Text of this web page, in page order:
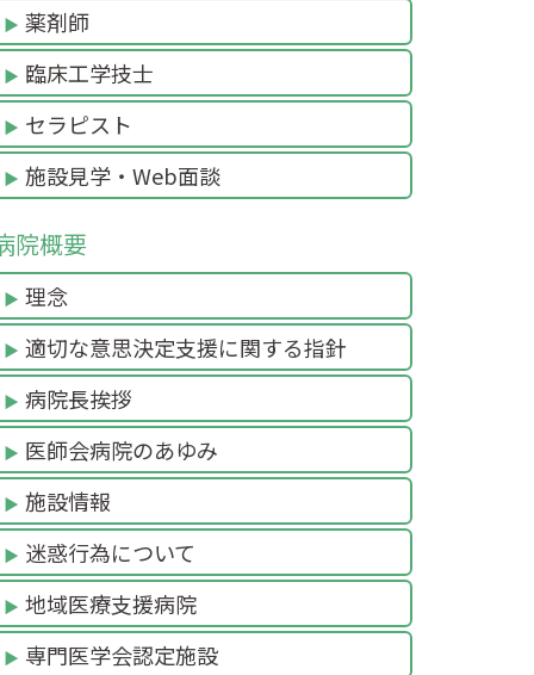
薬剤師
臨床工学技士
セラピスト
施設見学・Web面談
院概要
理念
適切な意思決定支援に関する指針
病院長挨拶
医師会病院のあゆみ
施設情報
迷惑行為について
地域医療支援病院
専門医学会認定施設